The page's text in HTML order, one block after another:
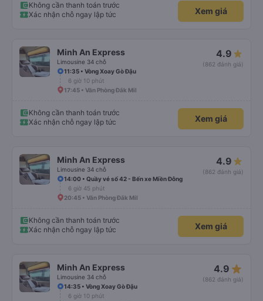
Không cần thanh toán trước
Xác nhận chỗ ngay lập tức
Xem giá
Minh An Express
Limousine 34 chỗ
4.9
(862 đánh giá)
11:35 • Vòng Xoay Gò Đậu
6 giờ 10 phút
17:45 • Văn Phòng Đắk Mil
Không cần thanh toán trước
Xác nhận chỗ ngay lập tức
Xem giá
Minh An Express
Limousine 34 chỗ
4.9
(862 đánh giá)
14:00 • Quầy vé số 42 - Bến xe Miền Đông
6 giờ 45 phút
20:45 • Văn Phòng Đắk Mil
Không cần thanh toán trước
Xác nhận chỗ ngay lập tức
Xem giá
Minh An Express
Limousine 34 chỗ
4.9 star_rate
(862 đánh giá)
14:35 • Vòng Xoay Gò Đậu
6 giờ 10 phút